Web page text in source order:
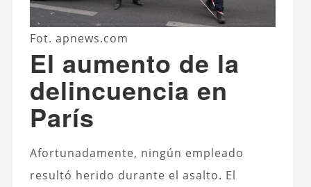
Fot. apnews.com
El aumento de la
delincuencia en
París
Afortunadamente, ningún empleado
resultó herido durante el asalto. El